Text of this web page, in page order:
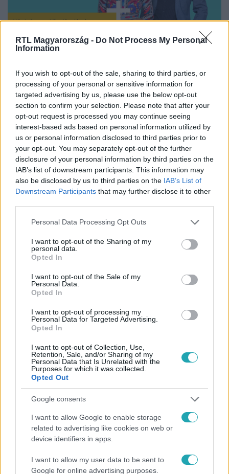
RTL Magyarország - Do Not Process My Personal
Information
If you wish to opt-out of the sale, sharing to third parties, or
processing of your personal or sensitive information for
targeted advertising by us, please use the below opt-out
section to confirm your selection. Please note that after your
opt-out request is processed you may continue seeing
interest-based ads based on personal information utilized by
us or personal information disclosed to third parties prior to
your opt-out. You may separately opt-out of the further
disclosure of your personal information by third parties on the
IAB’s list of downstream participants. This information may
also be disclosed by us to third parties on the IAB’s List of
Downstream Participants that may further disclose it to other
Please note that this website/app uses one or more Google
not limited to your visit or usage behaviour. You may click to
grant or deny consent to Google and its third-party tags to
use your data for below specified purposes in below Google
consent section.
Personal Data Processing Opt Outs
I want to opt-out of the Sharing of my
personal data.
Opted In
I want to opt-out of the Sale of my
Personal Data.
Opted In
I want to opt-out of processing my
Personal Data for Targeted Advertising.
Opted In
I want to opt-out of Collection, Use,
Retention, Sale, and/or Sharing of my
Personal Data that Is Unrelated with the
Purposes for which it was collected.
Opted Out
Google consents
I want to allow Google to enable storage
related to advertising like cookies on web or
device identifiers in apps.
I want to allow my user data to be sent to
Google for online advertising purposes.
Nézd vissza a Híradó adásait az RTL+ felületén!
Itt állítsd be, hogy az RTL.hu az elsők között
legyen a Google-találatokban!
Kövess minket, és értesülj a friss hírekről a
Facebookon is!
Követem
HÍRADÓ #VIDEÓ
MAGYAR NEMZETI KERESKEDELMI SZÖVETSÉG